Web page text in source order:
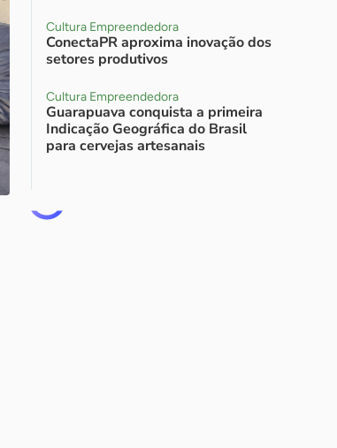
Cultura Empreendedora
ConectaPR aproxima inovação dos
setores produtivos
Cultura Empreendedora
Guarapuava conquista a primeira
Indicação Geográfica do Brasil
para cervejas artesanais